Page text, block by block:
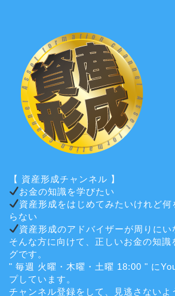
【 資産形成チャンネル 】
お金の知識を学びたい
資産形成をはじめてみたいけれど
らない
資産形成のアドバイザーが周りにい
そんな方に向けて、正しいお金の知識
グです。
" 毎週 火曜・木曜・土曜 18:00 " に
プしています。
チャンネル登録をして、見逃さないよ